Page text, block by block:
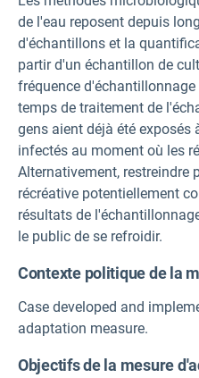
de l'eau reposent depuis
d'échantillons et la
partir d'un échantillon de
fréquence
temps de traitement de
gens aient déjà été exposés
infectés au moment où les
Alternativement, restreindre
récréative potentiellement
résultats de
le public de se refroidir.
Contexte politique de la
Case developed and
adaptation measure.
Objectifs de la mesure